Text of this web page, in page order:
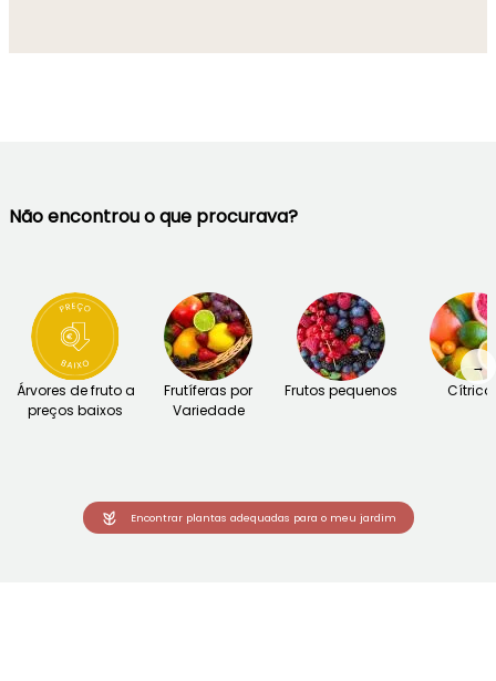
Não encontrou o que procurava?
Árvores de fruto a
preços baixos
Frutíferas por
Variedade
Frutos pequenos
→
Encontrar plantas adequadas para o meu jardim